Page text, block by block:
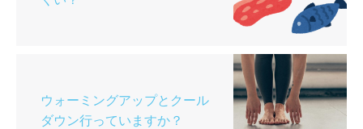
ウォーミングアップとクール
ダウン行っていますか？